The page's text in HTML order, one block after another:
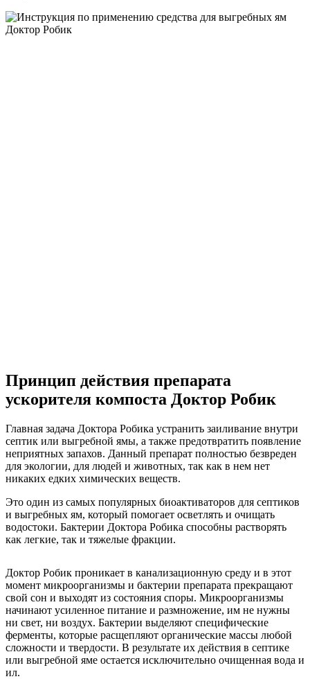
Принцип действия препарата
ускорителя компоста Доктор Робик
Главная задача Доктора Робика устранить заиливание внутри
септик или выгребной ямы, а также предотвратить появление
неприятных запахов. Данный препарат полностью безвреден
для экологии, для людей и животных, так как в нем нет
никаких едких химических веществ.
Это один из самых популярных биоактиваторов для септиков
и выгребных ям, который помогает осветлять и очищать
водостоки. Бактерии Доктора Робика способны растворять
как легкие, так и тяжелые фракции.
Доктор Робик проникает в канализационную среду и в этот
момент микроорганизмы и бактерии препарата прекращают
свой сон и выходят из состояния споры. Микроорганизмы
начинают усиленное питание и размножение, им не нужны
ни свет, ни воздух. Бактерии выделяют специфические
ферменты, которые расщепляют органические массы любой
сложности и твердости. В результате их действия в септике
или выгребной яме остается исключительно очищенная вода и
ил.